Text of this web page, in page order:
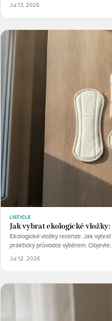
Jul 13, 2026
LISTICLE
Jak vybrat ekologické
Ekologické vložky recenze: Jak
praktický průvodce výběrem. Objevte.
Jul 12, 2026